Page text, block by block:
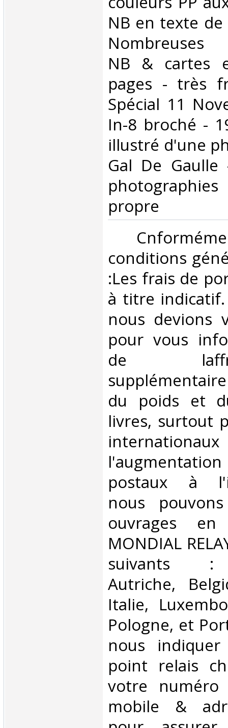
NB en texte de
Nombreuses
NB & cartes
pages - très
Spécial 11
In-8 broché -
illustré d'une
Gal De Gaulle
propre‎
conditions
:Les frais de
à titre
nous devions
pour vous
de
du poids et
livres, surtout
internationaux
postaux à
nous
ouvrages
MONDIAL
suivants :
Autriche,
Italie,
Pologne, et
nous
point relais
votre numéro
mobile &